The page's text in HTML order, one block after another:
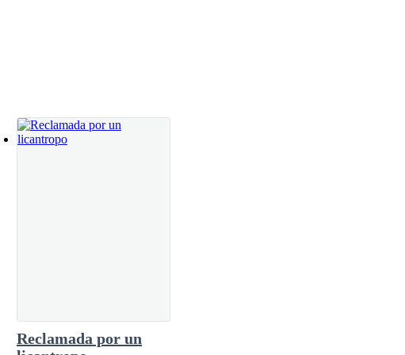
Reclamada por un